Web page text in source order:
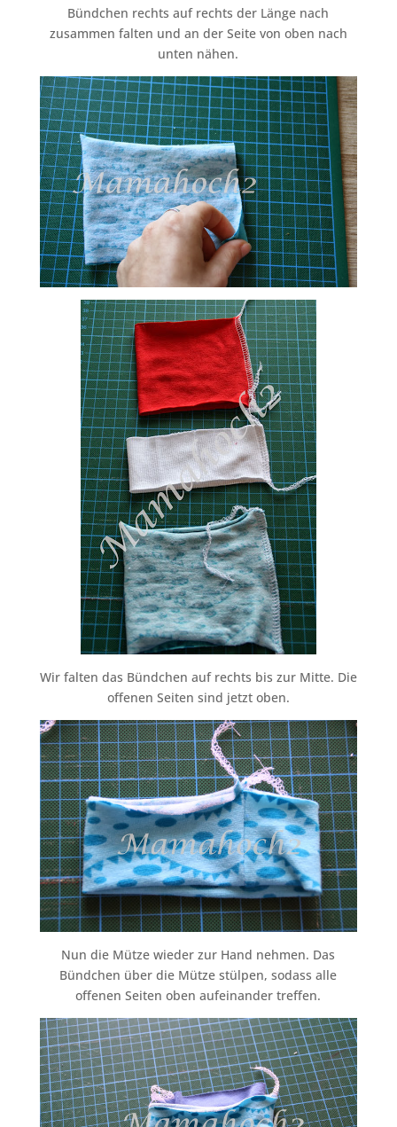
Bündchen rechts auf rechts der Länge nach
zusammen falten und an der Seite von oben nach
unten nähen.
Wir falten das Bündchen auf rechts bis zur Mitte. Die
offenen Seiten sind jetzt oben.
Nun die Mütze wieder zur Hand nehmen. Das
Bündchen über die Mütze stülpen, sodass alle
offenen Seiten oben aufeinander treffen.